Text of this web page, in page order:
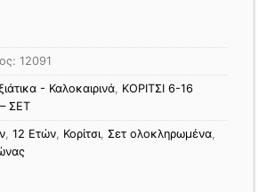
12091
- Καλοκαιρινά, ΚΟΡΙΤΣΙ 6-16
ΣΕΤ
, 12 Ετών, Κορίτσι, Σετ ολοκληρωμένα,